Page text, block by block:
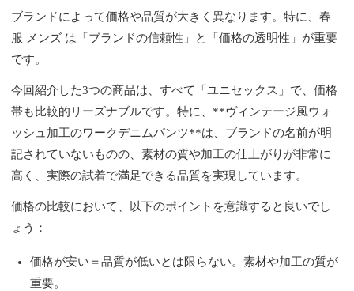
ブランドによって価格や品質が大きく異なります。特に、春
服 メンズ は「ブランドの信頼性」と「価格の透明性」が重要
です。
今回紹介した3つの商品は、すべて「ユニセックス」で、価格
帯も比較的リーズナブルです。特に、**ヴィンテージ風ウォ
ッシュ加工のワークデニムパンツ**は、ブランドの名前が明
記されていないものの、素材の質や加工の仕上がりが非常に
高く、実際の試着で満足できる品質を実現しています。
価格の比較において、以下のポイントを意識すると良いでし
ょう：
価格が安い＝品質が低いとは限らない。素材や加工の質が
重要。